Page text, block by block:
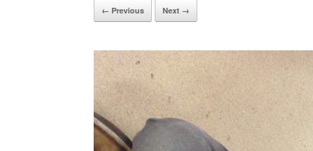
← Previous Next →